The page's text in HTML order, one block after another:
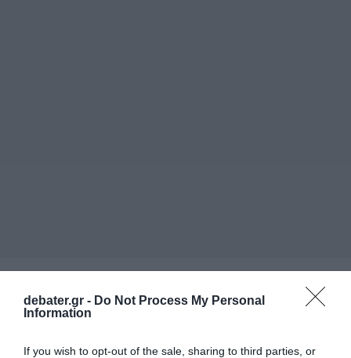
debater.gr - Do Not Process My Personal
Information
If you wish to opt-out of the sale, sharing to third parties, or
ΕΛΛΑΔΑ